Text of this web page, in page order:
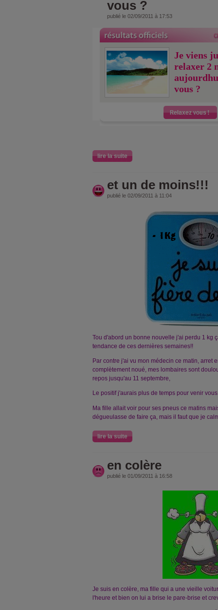
vous ?
publié le 02/09/2011 à 17:53
Je viens
relaxer 2
vous ?
lire la suite
et un de moins!!!
publié le 02/09/2011 à 11:04
Tou d'abord un bonne nouvelle j'ai perdu 1 kg
tendance de ces dernières semaines!!
Par contre j'ai vu mon médecin ce matin, arret
complètement noué, mes lombaires sont
repos jusqu'au 11 septembre,
Le positif j'aurais plus de temps pour venir
Ma fille allait voir pour ses pneus ce matins
dégueulasse de faire ça, mais il faut que je
lire la suite
en colère
publié le 01/09/2011 à 16:58
Je suis en colère, ma fille qui a une vieille
l'heure et bien on lui a brise le pare-brise et